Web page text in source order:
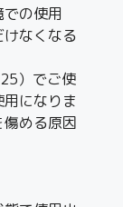
の使用
なくなる
）でご使
になりま
める原因